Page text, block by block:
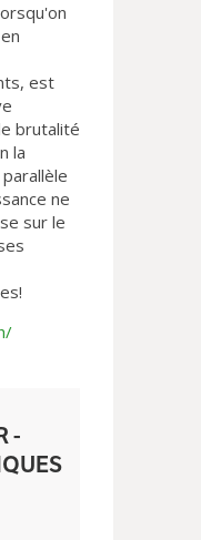
est
brutalité
la
ne
sur le
-